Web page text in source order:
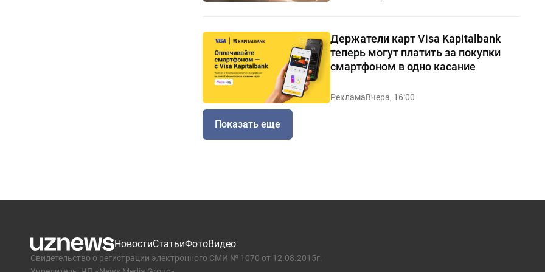
Держатели карт Visa Kapitalbank
теперь могут платить за покупки
смартфоном в одно касание
РекламаВчера, 16:00
Показать еще
НовостиСтатьиФотоВидео
Свидетельство о регистрации электронного СМИ № 1070 от 12.08.2015г.